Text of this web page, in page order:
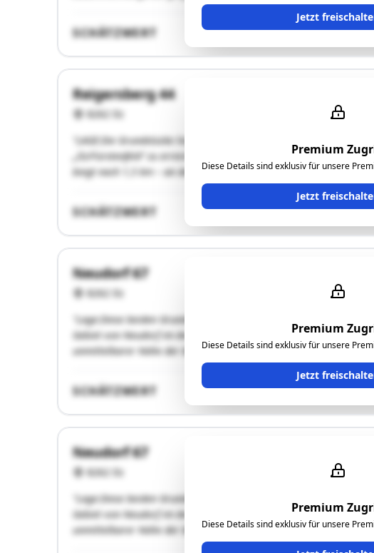
Jetzt
SCHÄTZWERT
Premium
Diese Details sind exklusiv für unsere
Jetzt
Reigersberg 44
8262 Ilz
"LAGE:Die Grundstücke liegen südlich der Autobahn A2 und sind
„Ilz/Fürstenfeld“ zu erreichen. Nach der Abfahrt fährt man die
biegt nach 1,5 km – an der …"
SCHÄTZWERT
Premium
Diese Details sind exklusiv für unsere
Jetzt
Neudorf 67
8262 Ilz
"Lage:Diese beiden Grundstücke bilden in der Natur eine
Gebiet von Neudorf im Anschluss an die alte Bundesstraße. Das
unmittelbarer Nähe der B65 Gleisdorfer Bundesstraße. Die …"
SCHÄTZWERT
Premium
Diese Details sind exklusiv für unsere
Neudorf 67
8262 Ilz
"Lage:Diese beiden Grundstücke bilden in der Natur eine
Gebiet von Neudorf im Anschluss an die alte Bundesstraße. Das
unmittelbarer Nähe der B65 Gleisdorfer Bundesstraße. Die …"